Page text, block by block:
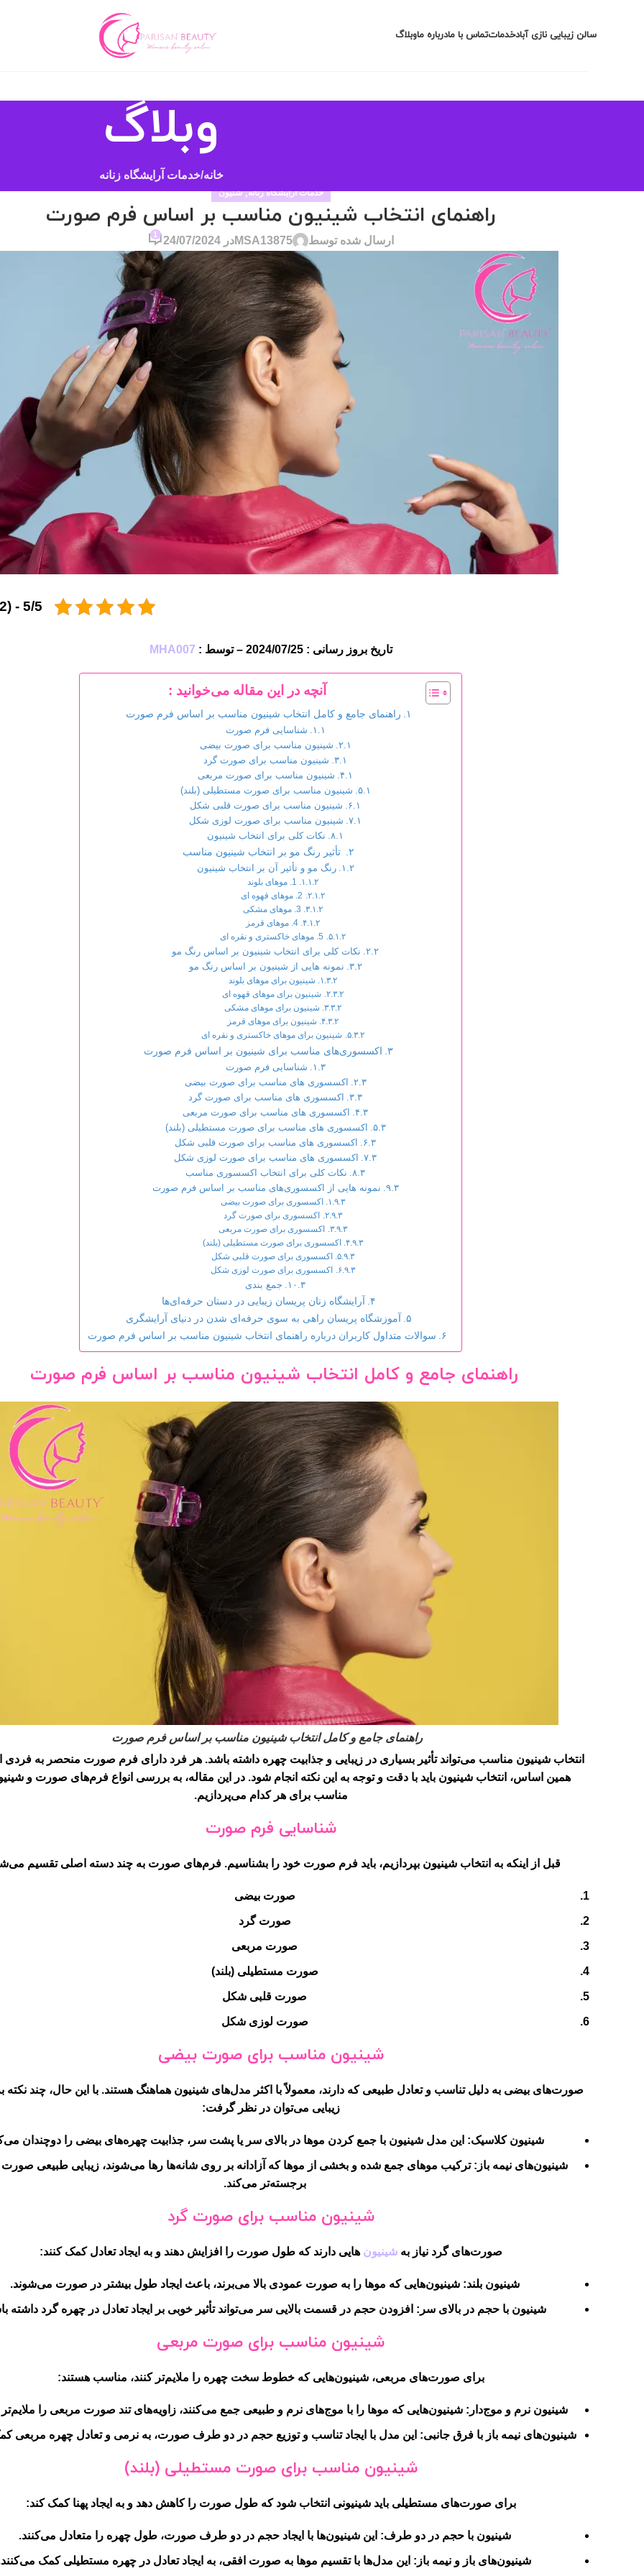
سالن زیبایی نازی آبادخدماتتماس با مادرباره ماوبلاگ
وبلاگ
خانه خدمات آرایشگاه زنانه
خدمات آرایشگاه زنانه,شنیون
راهنمای انتخاب شینیون مناسب بر اساس فرم صورت
ارسال شده توسط MSA13875در 24/07/2024
1
5/5 - (2 امتیاز)
تاریخ بروز رسانی : 2024/07/25 – توسط : MHA007
آنچه در این مقاله می‌خوانید :
راهنمای جامع و کامل انتخاب شینیون مناسب بر اساس فرم صورت
شناسایی فرم صورت
شینیون مناسب برای صورت بیضی
شینیون مناسب برای صورت گرد
شینیون مناسب برای صورت مربعی
شینیون مناسب برای صورت مستطیلی (بلند)
شینیون مناسب برای صورت قلبی شکل
شینیون مناسب برای صورت لوزی شکل
نکات کلی برای انتخاب شینیون
تأثیر رنگ مو بر انتخاب شینیون مناسب
رنگ مو و تأثیر آن بر انتخاب شینیون
1. موهای بلوند
2. موهای قهوه ای
3. موهای مشکی
4. موهای قرمز
5. موهای خاکستری و نقره ای
نکات کلی برای انتخاب شینیون بر اساس رنگ مو
نمونه هایی از شینیون بر اساس رنگ مو
شینیون برای موهای بلوند
شینیون برای موهای قهوه ای
شینیون برای موهای مشکی
شینیون برای موهای قرمز
شینیون برای موهای خاکستری و نقره ای
اکسسوری‌های مناسب برای شینیون بر اساس فرم صورت
شناسایی فرم صورت
اکسسوری های مناسب برای صورت بیضی
اکسسوری های مناسب برای صورت گرد
اکسسوری های مناسب برای صورت مربعی
اکسسوری های مناسب برای صورت مستطیلی (بلند)
اکسسوری های مناسب برای صورت قلبی شکل
اکسسوری های مناسب برای صورت لوزی شکل
نکات کلی برای انتخاب اکسسوری مناسب
نمونه هایی از اکسسوری‌های مناسب بر اساس فرم صورت
اکسسوری برای صورت بیضی
اکسسوری برای صورت گرد
اکسسوری برای صورت مربعی
اکسسوری برای صورت مستطیلی (بلند)
اکسسوری برای صورت قلبی شکل
اکسسوری برای صورت لوزی شکل
جمع بندی
آرایشگاه زنان پریسان زیبایی در دستان حرفه‌ای‌ها
آموزشگاه پریسان راهی به سوی حرفه‌ای شدن در دنیای آرایشگری
سوالات متداول کاربران درباره راهنمای انتخاب شینیون مناسب بر اساس فرم صورت
راهنمای جامع و کامل انتخاب شینیون مناسب بر اساس فرم صورت
راهنمای جامع و کامل انتخاب شینیون مناسب بر اساس فرم صورت
انتخاب شینیون مناسب می‌تواند تأثیر بسیاری در زیبایی و جذابیت چهره داشته باشد. هر فرد دارای فرم صورت منحصر به فردی
همین اساس، انتخاب شینیون باید با دقت و توجه به این نکته انجام شود. در این مقاله، به بررسی انواع فرم‌های صورت و
مناسب برای هر کدام می‌پردازیم.
شناسایی فرم صورت
قبل از اینکه به انتخاب شینیون بپردازیم، باید فرم صورت خود را بشناسیم. فرم‌های صورت به چند دسته اصلی تقسیم
صورت بیضی
صورت گرد
صورت مربعی
صورت مستطیلی (بلند)
صورت قلبی شکل
صورت لوزی شکل
شینیون مناسب برای صورت بیضی
صورت‌های بیضی به دلیل تناسب و تعادل طبیعی که دارند، معمولاً با اکثر مدل‌های شینیون هماهنگ هستند. با این حال، چند نکته
زیبایی می‌توان در نظر گرفت:
شینیون کلاسیک: این مدل شینیون با جمع کردن موها در بالای سر یا پشت سر، جذابیت چهره‌های بیضی را دوچندان
شینیون‌های نیمه باز: ترکیب موهای جمع شده و بخشی از موها که آزادانه بر روی شانه‌ها رها می‌شوند، زیبایی طبیعی صورت
برجسته‌تر می‌کند.
شینیون مناسب برای صورت گرد
صورت‌های گرد نیاز بهشینیونهایی دارند که طول صورت را افزایش دهند و به ایجاد تعادل کمک کنند:
شینیون بلند: شینیون‌هایی که موها را به صورت عمودی بالا می‌برند، باعث ایجاد طول بیشتر در صورت می‌شوند.
شینیون با حجم در بالای سر: افزودن حجم در قسمت بالایی سر می‌تواند تأثیر خوبی بر ایجاد تعادل در چهره گرد داشته
شینیون مناسب برای صورت مربعی
برای صورت‌های مربعی،شینیون‌هایی که خطوط سخت چهره را ملایم‌تر کنند، مناسب هستند:
شینیون نرم و موج‌دار: شینیون‌هایی که موها را با موج‌های نرم و طبیعی جمع می‌کنند، زاویه‌های تند صورت مربعی را
شینیون‌های نیمه باز با فرق جانبی: این مدل با ایجاد تناسب و توزیع حجم در دو طرف صورت، به نرمی و تعادل چهره مربعی
شینیون مناسب برای صورت مستطیلی (بلند)
برای صورت‌های مستطیلی بایدشینیونی انتخاب شود که طول صورت را کاهش دهد و به ایجاد پهنا کمک کند:
شینیون با حجم در دو طرف: این شینیون‌ها با ایجاد حجم در دو طرف صورت، طول چهره را متعادل می‌کنند.
شینیون‌های باز و نیمه باز: این مدل‌ها با تقسیم موها به صورت افقی، به ایجاد تعادل در چهره مستطیلی کمک